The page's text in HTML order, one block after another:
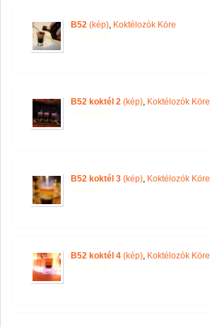
B52 (kép), Koktélozók Köre
B52 koktél 2 (kép), Koktélozók Köre
B52 koktél 3 (kép), Koktélozók Köre
B52 koktél 4 (kép), Koktélozók Köre